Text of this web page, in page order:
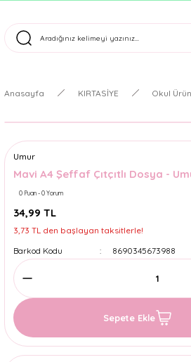
Tüm Siparişler Aynı Gün
Anasayfa KIRTASİYE Okul
Umur
Mavi A4 Şeffaf Çıtçıtlı Dosya -
0 Puan - 0 Yorum
34,99 TL
3,73 TL den başlayan taksitlerle!
Barkod Kodu
8690345673988
Sepete Ekle